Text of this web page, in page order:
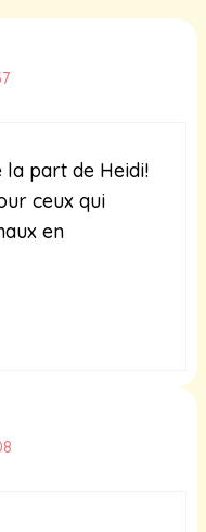
la part de Heidi!
ceux qui
en